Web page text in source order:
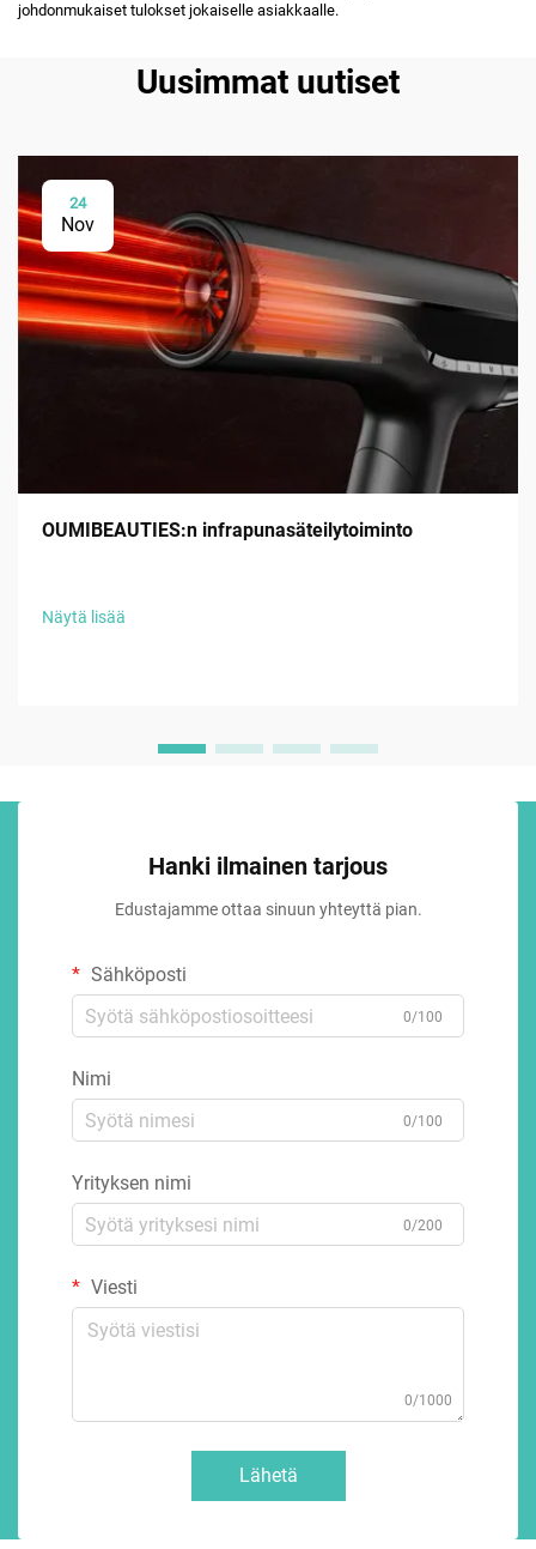
johdonmukaiset tulokset jokaiselle asiakkaalle.
Uusimmat uutiset
24
Nov
OUMIBEAUTIES:n infrapunasäteilytoiminto
Näytä lisää
Hanki ilmainen tarjous
Edustajamme ottaa sinuun yhteyttä pian.
Sähköposti
0/100
Nimi
0/100
Yrityksen nimi
0/200
Viesti
0/1000
Lähetä